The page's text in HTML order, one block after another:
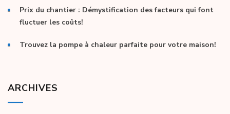
Prix du chantier : Démystification des facteurs qui font
fluctuer les coûts!
Trouvez la pompe à chaleur parfaite pour votre maison!
ARCHIVES